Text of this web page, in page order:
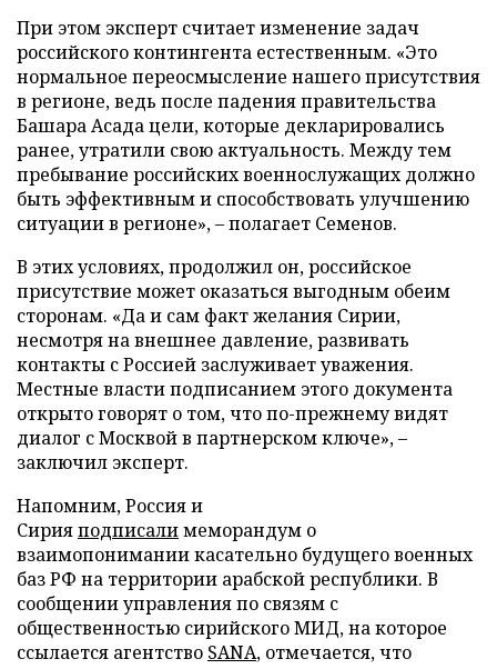
При этом эксперт считает изменение задач
российского контингента естественным. «Это
нормальное переосмысление нашего присутствия
в регионе, ведь после падения правительства
Башара Асада цели, которые декларировались
ранее, утратили свою актуальность. Между тем
пребывание российских военнослужащих должно
быть эффективным и способствовать улучшению
ситуации в регионе», – полагает Семенов.
В этих условиях, продолжил он, российское
присутствие может оказаться выгодным обеим
сторонам. «Да и сам факт желания Сирии,
несмотря на внешнее давление, развивать
контакты с Россией заслуживает уважения.
Местные власти подписанием этого документа
открыто говорят о том, что по-прежнему видят
диалог с Москвой в партнерском ключе», –
заключил эксперт.
Напомним, Россия и
Сирияподписалимеморандум о
взаимопонимании касательно будущего военных
баз РФ на территории арабской республики. В
сообщении управления по связям с
общественностью сирийского МИД, на которое
ссылается агентство SANA, отмечается, что